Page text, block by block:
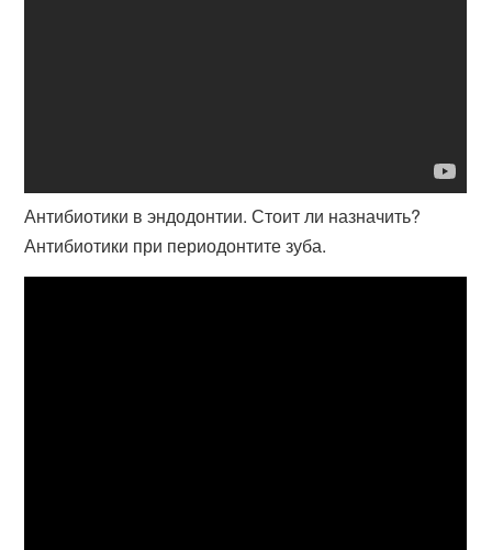
Антибиотики в эндодонтии. Стоит ли назначить?
Антибиотики при периодонтите зуба.